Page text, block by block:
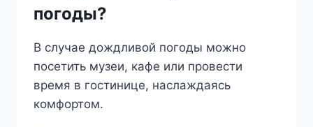
погоды?
В случае дождливой погоды можно
посетить музеи, кафе или провести
время в гостинице, наслаждаясь
комфортом.